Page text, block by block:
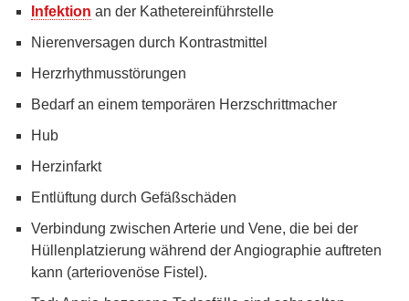
Infektion an der Kathetereinführstelle
Nierenversagen durch Kontrastmittel
Herzrhythmusstörungen
Bedarf an einem temporären Herzschrittmacher
Hub
Herzinfarkt
Entlüftung durch Gefäßschäden
Verbindung zwischen Arterie und Vene, die bei der
Hüllenplatzierung während der Angiographie auftreten
kann (arteriovenöse Fistel).